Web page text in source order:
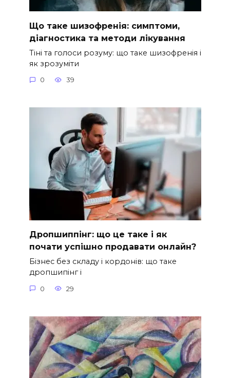
Що таке шизофренія: симптоми,
діагностика та методи лікування
Тіні та голоси розуму: що таке шизофренія і
як зрозуміти
0 39
Дропшиппінг: що це таке і як
почати успішно продавати онлайн?
Бізнес без складу і кордонів: що таке
дропшипінг і
0 29